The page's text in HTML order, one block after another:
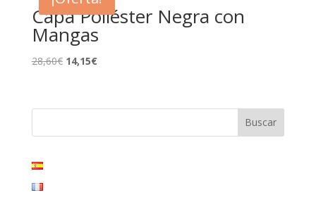
Capa Poliéster Negra con
Mangas
28,60€ El
era:
14,15€El
es: